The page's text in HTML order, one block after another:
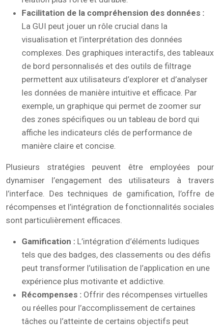
Facilitation de la compréhension des données :
La GUI peut jouer un rôle crucial dans la
visualisation et l’interprétation des données
complexes. Des graphiques interactifs, des tableaux
de bord personnalisés et des outils de filtrage
permettent aux utilisateurs d’explorer et d’analyser
les données de manière intuitive et efficace. Par
exemple, un graphique qui permet de zoomer sur
des zones spécifiques ou un tableau de bord qui
affiche les indicateurs clés de performance de
manière claire et concise.
Plusieurs stratégies peuvent être employées pour
dynamiser l’engagement des utilisateurs à travers
l’interface. Des techniques de gamification, l’offre de
récompenses et l’intégration de fonctionnalités sociales
sont particulièrement efficaces.
Gamification : L’intégration d’éléments ludiques
tels que des badges, des classements ou des défis
peut transformer l’utilisation de l’application en une
expérience plus motivante et addictive.
Récompenses : Offrir des récompenses virtuelles
ou réelles pour l’accomplissement de certaines
tâches ou l’atteinte de certains objectifs peut